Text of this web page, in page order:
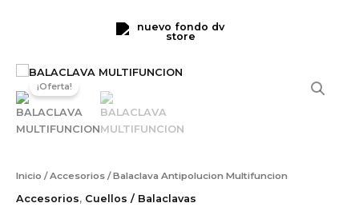
¡Oferta!
Inicio /Accesorios / Balaclava Antipolucion Multifuncion
Accesorios, Cuellos / Balaclavas
El
precio
original
era:
$16,000.
El
actual
es:
$13,000.
Balaclava
Antipolucion
Multifuncion
cantidad